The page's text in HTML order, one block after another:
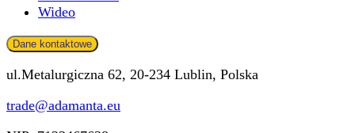
Wideo
Dane kontaktowe
ul.Metalurgiczna 62, 20-234 Lublin, Polska
trade@adamanta.eu